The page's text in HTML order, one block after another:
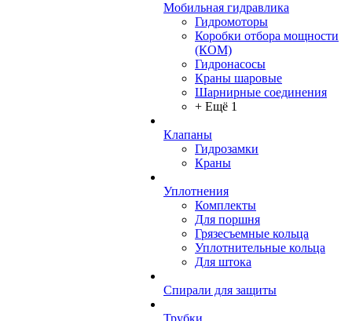
Мобильная гидравлика
Гидромоторы
Коробки отбора мощности
(КОМ)
Гидронасосы
Краны шаровые
Шарнирные соединения
+ Ещё 1
Клапаны
Гидрозамки
Краны
Уплотнения
Комплекты
Для поршня
Грязесъемные кольца
Уплотнительные кольца
Для штока
Спирали для защиты
Трубки